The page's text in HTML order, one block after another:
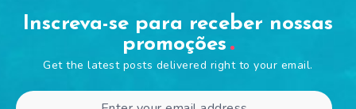
Inscreva-se para receber nossas
promoções
Get the latest posts delivered right to your email.